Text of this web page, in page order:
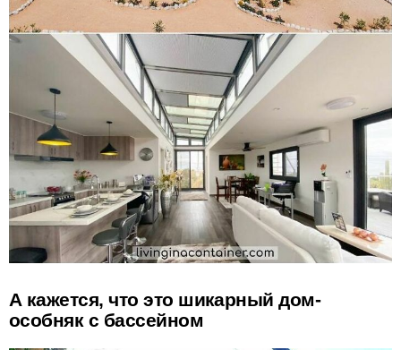
А кажется, что это шикарный дом-
особняк с бассейном